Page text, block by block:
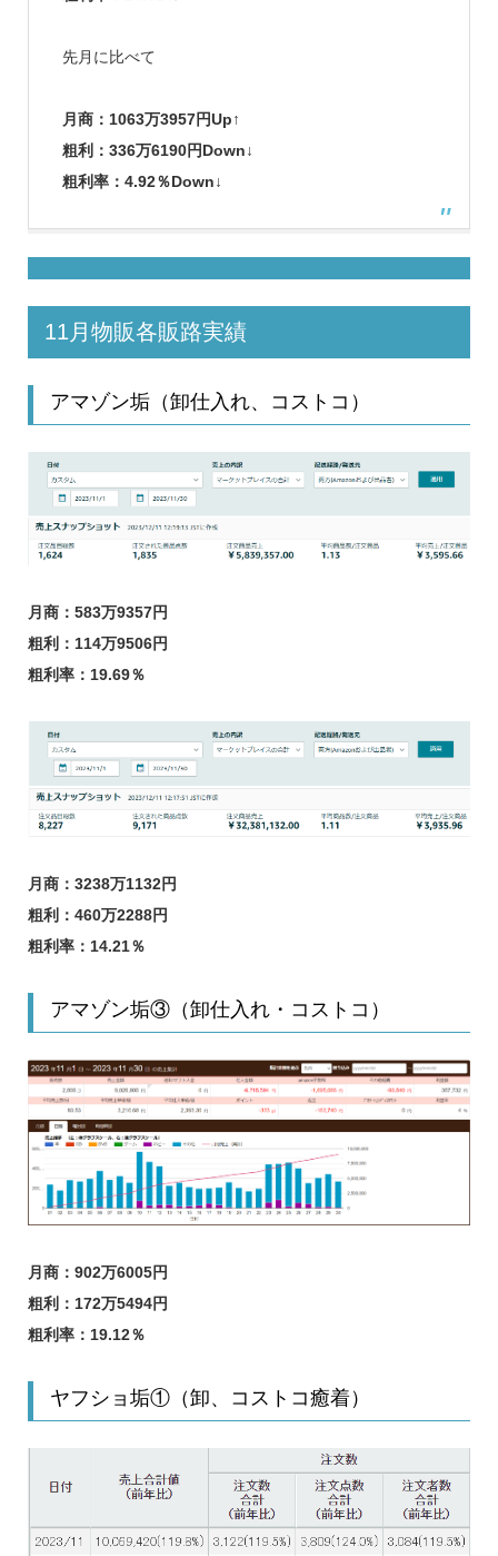
先月に比べて
月商：1063万3957円Up↑
粗利：336万6190円Down↓
粗利率：4.92％Down↓
11月物販各販路実績
アマゾン垢（卸仕入れ、コストコ）
月商：583万9357円
粗利：114万9506円
粗利率：19.69％
月商：3238万1132円
粗利：460万2288円
粗利率：14.21％
アマゾン垢③（卸仕入れ・コストコ）
月商：902万6005円
粗利：172万5494円
粗利率：19.12％
ヤフショ垢①（卸、コストコ癒着）